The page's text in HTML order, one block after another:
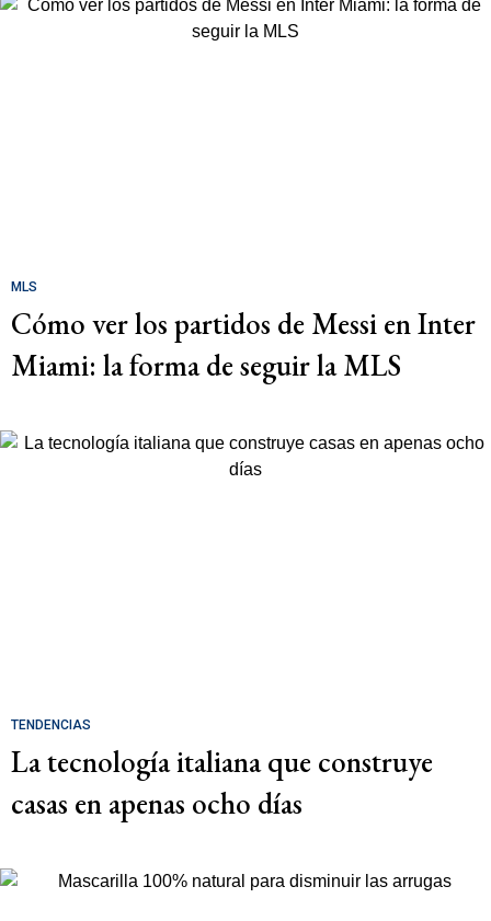
MLS
Cómo ver los partidos de Messi en Inter
Miami: la forma de seguir la MLS
TENDENCIAS
La tecnología italiana que construye
casas en apenas ocho días